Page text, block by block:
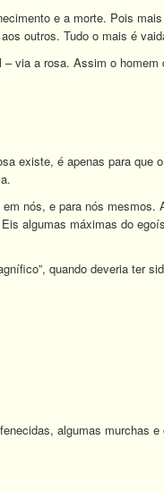
e a morte. Pois
outros. Tudo o mais é
via a rosa. Assim o homem
existe, é apenas para que
nós, e para nós mesmos.
algumas máximas do
quando deveria ter
algumas murchas